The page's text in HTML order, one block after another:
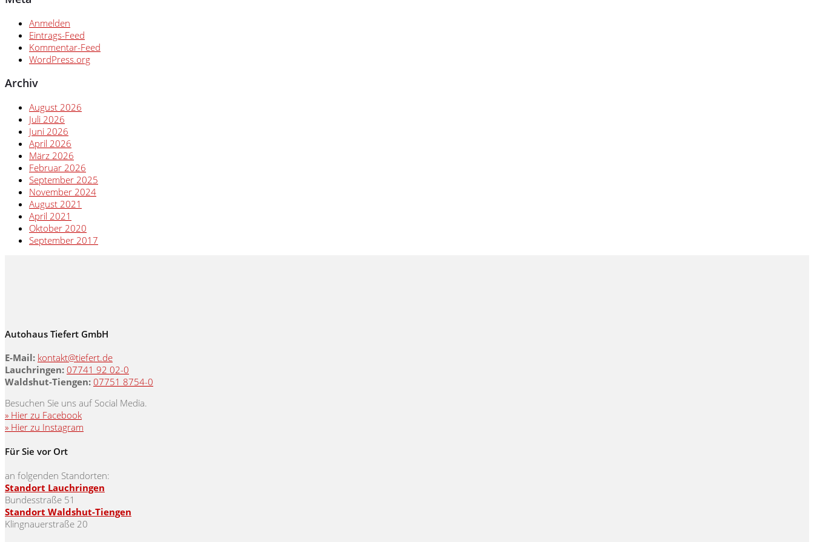
Anmelden
Eintrags-Feed
Kommentar-Feed
WordPress.org
Archiv
August 2026
Juli 2026
Juni 2026
April 2026
März 2026
Februar 2026
September 2025
November 2024
August 2021
April 2021
Oktober 2020
September 2017
Autohaus Tiefert GmbH
E-Mail: kontakt@tiefert.de
Lauchringen: 07741 92 02-0
Waldshut-Tiengen: 07751 8754-0
Besuchen Sie uns auf Social Media.
» Hier zu Facebook
» Hier zu Instagram
Für Sie vor Ort
an folgenden Standorten:
Standort Lauchringen
Bundesstraße 51
Standort Waldshut-Tiengen
Klingnauerstraße 20